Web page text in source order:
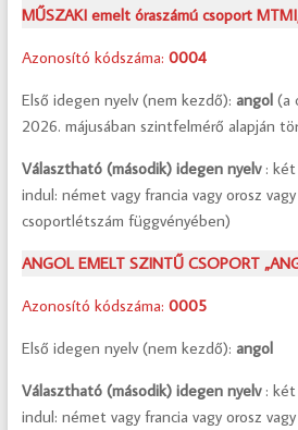
MŰSZAKI emelt óraszámú csoport
Azonosító kódszáma: 0004
Első idegen nyelv (nem kezdő): angol(a
2026. májusában szintfelmérő alapján
Választható (második) idegen nyelv :
indul: német vagy francia vagy orosz
csoportlétszám függvényében)
ANGOL EMELT SZINTŰ CSOPORT
Azonosító kódszáma: 0005
Első idegen nyelv (nem kezdő): angol
Választható (második) idegen nyelv :
indul: német vagy francia vagy orosz